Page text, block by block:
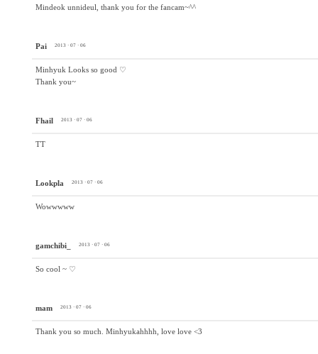
Mindeok unnideul, thank you for the fancam~^^
Pai 2013 · 07 · 06
Minhyuk Looks so good ♡
Thank you~
Fhail 2013 · 07 · 06
TT
Lookpla 2013 · 07 · 06
Wowwwww
gamchibi_ 2013 · 07 · 06
So cool ~ ♡
mam 2013 · 07 · 06
Thank you so much. Minhyukahhhh, love love <3